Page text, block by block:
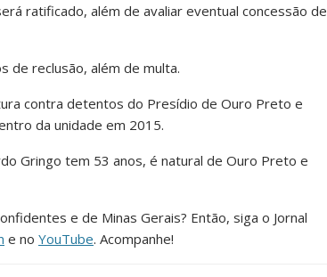
ratificado, além de avaliar eventual concessão de
de reclusão, além de multa.
contra detentos do Presídio de Ouro Preto e
da unidade em 2015.
Gringo tem 53 anos, é natural de Ouro Preto e
e de Minas Gerais? Então, siga o Jornal
e no YouTube. Acompanhe!